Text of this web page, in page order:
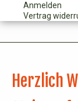
Anmelden
Vertrag
Herzlich